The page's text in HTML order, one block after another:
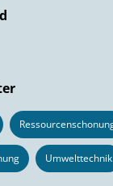
Umwelttechnik